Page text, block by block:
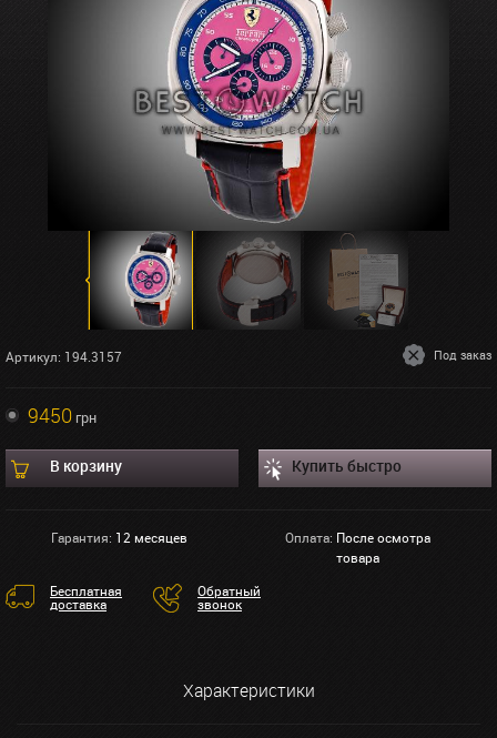
Артикул: 194.3157 Под заказ
9450грн
В корзину Купить быстро
Гарантия: 12 месяцев Оплата: После осмотра
товара
Бесплатная
доставка
Обратный
звонок
Характеристики